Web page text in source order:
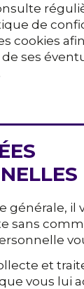
de
cookies
ses
générale, il
sans
et
vous lui